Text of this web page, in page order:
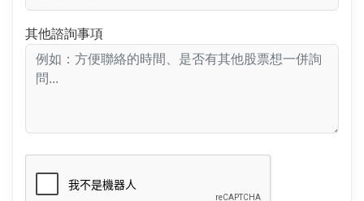
其他諮詢事項